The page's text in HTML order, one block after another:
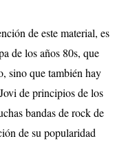
de este material, es
de los años 80s, que
sino que también hay
de principios de los
bandas de rock de
de su popularidad